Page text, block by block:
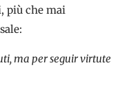
più che mai
ma per seguir virtute